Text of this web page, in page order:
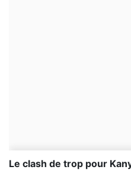
Le clash de trop pour